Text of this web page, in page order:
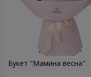
Букет "Мамина весна"